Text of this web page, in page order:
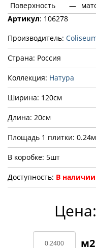
Поверхность
—
Артикул: 106278
Производитель:
Страна: Россия
Коллекция: Натура
Ширина: 120см
Длина: 20см
Площадь 1 плитки:
В коробке: 5шт
Доступность: В наличии